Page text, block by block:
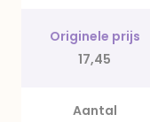
Originele prijs
17,45
Aantal